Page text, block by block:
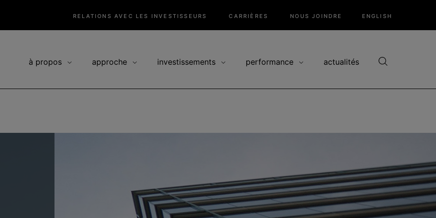
RELATIONS AVEC LES INVESTISSEURS CARRIÈRES NOUS JOINDRE ENGLISH
à propos approche investissements performance actualités